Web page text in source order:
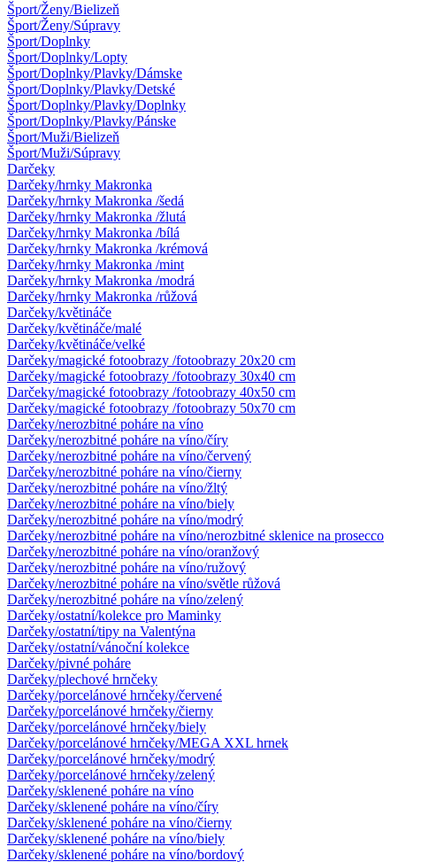
Šport/Ženy/Bielizeň
Šport/Ženy/Súpravy
Šport/Doplnky
Šport/Doplnky/Lopty
Šport/Doplnky/Plavky/Dámske
Šport/Doplnky/Plavky/Detské
Šport/Doplnky/Plavky/Doplnky
Šport/Doplnky/Plavky/Pánske
Šport/Muži/Bielizeň
Šport/Muži/Súpravy
Darčeky
Darčeky/hrnky Makronka
Darčeky/hrnky Makronka /šedá
Darčeky/hrnky Makronka /žlutá
Darčeky/hrnky Makronka /bílá
Darčeky/hrnky Makronka /krémová
Darčeky/hrnky Makronka /mint
Darčeky/hrnky Makronka /modrá
Darčeky/hrnky Makronka /růžová
Darčeky/květináče
Darčeky/květináče/malé
Darčeky/květináče/velké
Darčeky/magické fotoobrazy /fotoobrazy 20x20 cm
Darčeky/magické fotoobrazy /fotoobrazy 30x40 cm
Darčeky/magické fotoobrazy /fotoobrazy 40x50 cm
Darčeky/magické fotoobrazy /fotoobrazy 50x70 cm
Darčeky/nerozbitné poháre na víno
Darčeky/nerozbitné poháre na víno/číry
Darčeky/nerozbitné poháre na víno/červený
Darčeky/nerozbitné poháre na víno/čierny
Darčeky/nerozbitné poháre na víno/žltý
Darčeky/nerozbitné poháre na víno/biely
Darčeky/nerozbitné poháre na víno/modrý
Darčeky/nerozbitné poháre na víno/nerozbitné sklenice na prosecco
Darčeky/nerozbitné poháre na víno/oranžový
Darčeky/nerozbitné poháre na víno/ružový
Darčeky/nerozbitné poháre na víno/světle růžová
Darčeky/nerozbitné poháre na víno/zelený
Darčeky/ostatní/kolekce pro Maminky
Darčeky/ostatní/tipy na Valentýna
Darčeky/ostatní/vánoční kolekce
Darčeky/pivné poháre
Darčeky/plechové hrnčeky
Darčeky/porcelánové hrnčeky/červené
Darčeky/porcelánové hrnčeky/čierny
Darčeky/porcelánové hrnčeky/biely
Darčeky/porcelánové hrnčeky/MEGA XXL hrnek
Darčeky/porcelánové hrnčeky/modrý
Darčeky/porcelánové hrnčeky/zelený
Darčeky/sklenené poháre na víno
Darčeky/sklenené poháre na víno/číry
Darčeky/sklenené poháre na víno/čierny
Darčeky/sklenené poháre na víno/biely
Darčeky/sklenené poháre na víno/bordový